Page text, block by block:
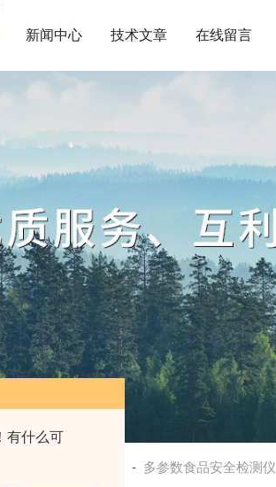
有什么可
新闻中心 技术文章 在线留言
- - 多参数食品安全检测仪